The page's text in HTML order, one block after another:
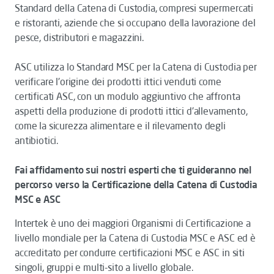
Standard della Catena di Custodia, compresi supermercati
e ristoranti, aziende che si occupano della lavorazione del
pesce, distributori e magazzini.
ASC utilizza lo Standard MSC per la Catena di Custodia per
verificare l'origine dei prodotti ittici venduti come
certificati ASC, con un modulo aggiuntivo che affronta
aspetti della produzione di prodotti ittici d'allevamento,
come la sicurezza alimentare e il rilevamento degli
antibiotici.
Fai affidamento sui nostri esperti che ti guideranno nel
percorso verso la Certificazione della Catena di Custodia
MSC e ASC
Intertek è uno dei maggiori Organismi di Certificazione a
livello mondiale per la Catena di Custodia MSC e ASC ed è
accreditato per condurre certificazioni MSC e ASC in siti
singoli, gruppi e multi-sito a livello globale.